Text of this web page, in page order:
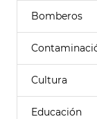
Bomberos
Cultura
Educación